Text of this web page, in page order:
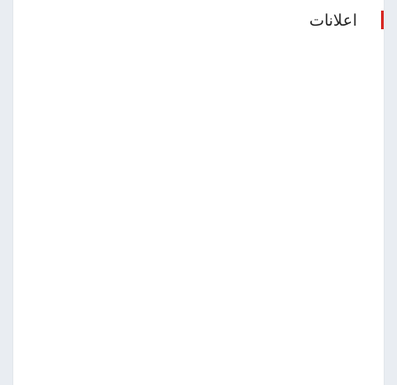
اعلانات